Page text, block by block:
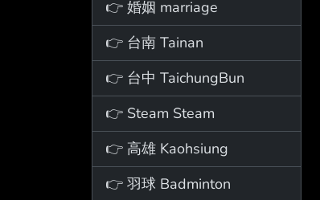
👉 婚姻 marriage
👉 台南 Tainan
👉 台中 TaichungBun
👉 Steam Steam
👉 高雄 Kaohsiung
👉 羽球 Badminton